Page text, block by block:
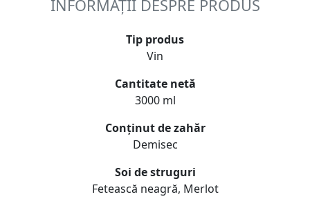
INFORMAȚII DESPRE PRODUS
Tip produs
Vin
Cantitate netă
3000 ml
Conținut de zahăr
Demisec
Soi de struguri
Fetească neagră, Merlot